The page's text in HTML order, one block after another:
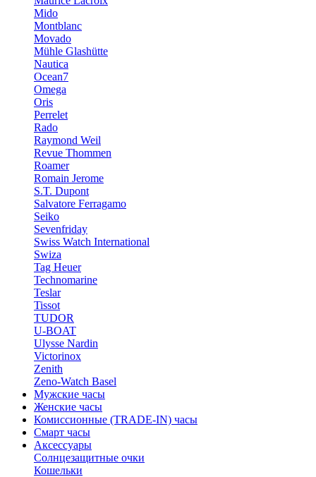
Mido
Montblanc
Movado
Mühle Glashütte
Nautica
Ocean7
Omega
Oris
Perrelet
Rado
Raymond Weil
Revue Thommen
Roamer
Romain Jerome
S.T. Dupont
Salvatore Ferragamo
Seiko
Sevenfriday
Swiss Watch International
Swiza
Tag Heuer
Technomarine
Teslar
Tissot
TUDOR
U-BOAT
Ulysse Nardin
Victorinox
Zenith
Zeno-Watch Basel
Мужские часы
Женские часы
Комиссионные (TRADE-IN) часы
Смарт часы
Аксессуары
Солнцезащитные очки
Кошельки